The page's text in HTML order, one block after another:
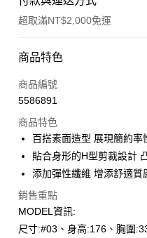
超取滿NT$2,000免運
付款方式
信用卡一次付款
LINE Pay
Apple Pay
Google Pay
商品特色
商品編號
5586891
商品特色
百搭素面造型 展現簡約率
貼合身形的H型剪裁設計
添加彈性纖維 增添舒適質
銷售重點
MODEL資訊:
尺寸:#03、身高:176、胸圍